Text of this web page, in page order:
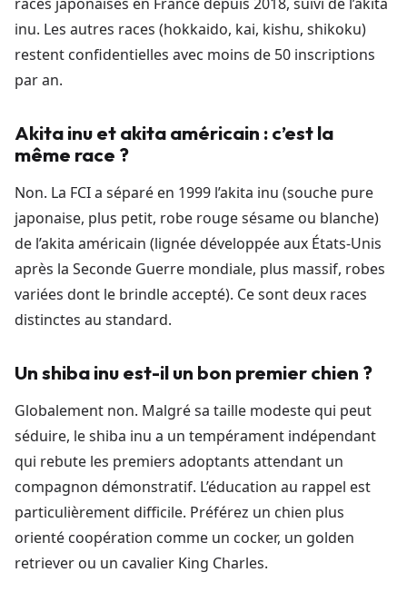
inu. Les autres races (hokkaido, kai, kishu, shikoku)
restent confidentielles avec moins de 50 inscriptions
par an.
Akita inu et akita américain : c’est la
même race ?
Non. La FCI a séparé en 1999 l’akita inu (souche pure
japonaise, plus petit, robe rouge sésame ou blanche)
de l’akita américain (lignée développée aux États-Unis
après la Seconde Guerre mondiale, plus massif, robes
variées dont le brindle accepté). Ce sont deux races
distinctes au standard.
Un shiba inu est-il un bon premier chien ?
Globalement non. Malgré sa taille modeste qui peut
séduire, le shiba inu a un tempérament indépendant
qui rebute les premiers adoptants attendant un
compagnon démonstratif. L’éducation au rappel est
particulièrement difficile. Préférez un chien plus
orienté coopération comme un cocker, un golden
retriever ou un cavalier King Charles.